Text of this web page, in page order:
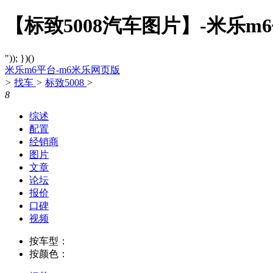
【标致5008汽车图片】-米乐
")); })()
米乐m6平台-m6米乐网页版
> 找车 > 标致5008 >
8
综述
配置
经销商
图片
文章
论坛
报价
口碑
视频
按车型：
按颜色：